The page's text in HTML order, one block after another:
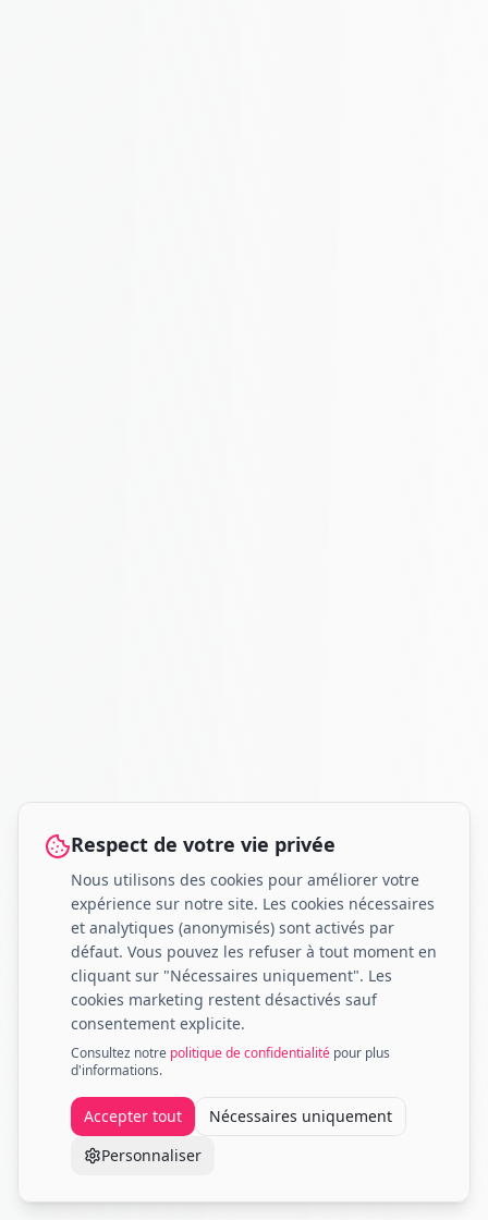
Respect de votre vie privée
Nous utilisons des cookies pour améliorer votre
expérience sur notre site. Les cookies nécessaires
et analytiques (anonymisés) sont activés par
défaut. Vous pouvez les refuser à tout moment en
cliquant sur "Nécessaires uniquement". Les
cookies marketing restent désactivés sauf
consentement explicite.
Consultez notre politique de confidentialité pour plus
d'informations.
Accepter tout
Nécessaires uniquement
Personnaliser